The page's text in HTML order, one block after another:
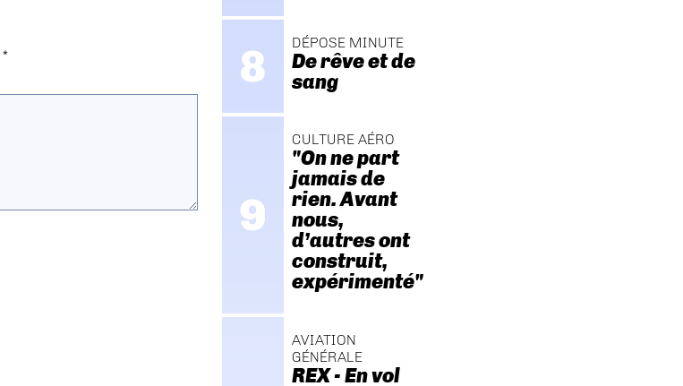
*
DÉPOSE MINUTE
De rêve et de
sang
CULTURE AÉRO
"On ne part
jamais de
rien. Avant
nous,
d’autres ont
construit,
expérimenté"
AVIATION
GÉNÉRALE
REX - En vol